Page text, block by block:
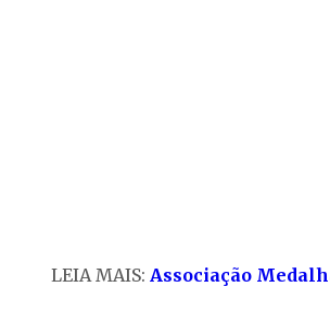
LEIA MAIS: Associação